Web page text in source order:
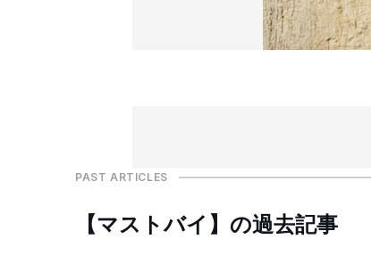
PAST ARTICLES
【マストバイ】の過去記事